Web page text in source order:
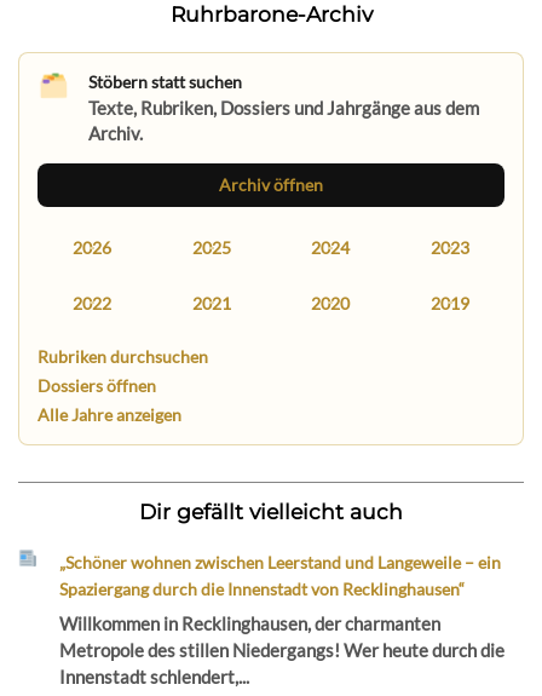
Ruhrbarone-Archiv
Stöbern statt suchen
Texte, Rubriken, Dossiers und Jahrgänge aus dem
Archiv.
Archiv öffnen
2026 2025 2024 2023
2022 2021 2020 2019
Rubriken durchsuchen
Dossiers öffnen
Alle Jahre anzeigen
Dir gefällt vielleicht auch
„Schöner wohnen zwischen Leerstand und Langeweile – ein
Spaziergang durch die Innenstadt von Recklinghausen“
Willkommen in Recklinghausen, der charmanten
Metropole des stillen Niedergangs! Wer heute durch die
Innenstadt schlendert,...